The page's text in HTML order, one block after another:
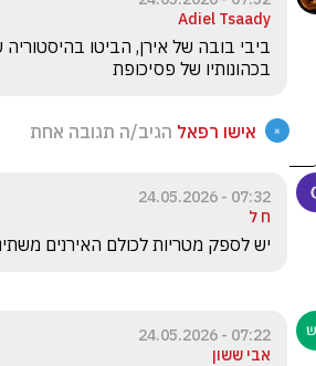
Adiel Tsaady
בכהונותיו של פסיכופת
אישו רפאל הגיב/ה תגובה אחת
07:32 - 24.05.2026
ח ל
יש לספק מטריות לכולם האירנים
07:22 - 24.05.2026
אבי ששון